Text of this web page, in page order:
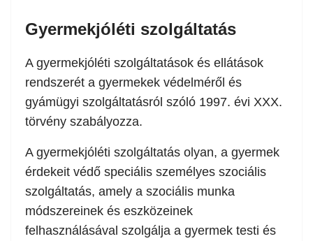
Gyermekjóléti szolgáltatás
A gyermekjóléti szolgáltatások és ellátások
rendszerét a gyermekek védelméről és
gyámügyi szolgáltatásról szóló 1997. évi XXX.
törvény szabályozza.
A gyermekjóléti szolgáltatás olyan, a gyermek
érdekeit védő speciális személyes szociális
szolgáltatás, amely a szociális munka
módszereinek és eszközeinek
felhasználásával szolgálja a gyermek testi és